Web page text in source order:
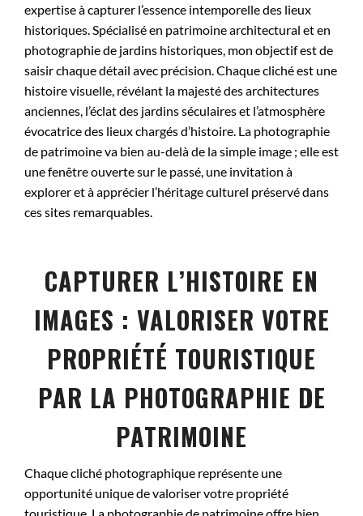
expertise à capturer l’essence intemporelle des lieux
historiques. Spécialisé en patrimoine architectural et en
photographie de jardins historiques, mon objectif est de
saisir chaque détail avec précision. Chaque cliché est une
histoire visuelle, révélant la majesté des architectures
anciennes, l’éclat des jardins séculaires et l’atmosphère
évocatrice des lieux chargés d’histoire. La photographie
de patrimoine va bien au-delà de la simple image ; elle est
une fenêtre ouverte sur le passé, une invitation à
explorer et à apprécier l’héritage culturel préservé dans
ces sites remarquables.
CAPTURER L’HISTOIRE EN
IMAGES : VALORISER VOTRE
PROPRIÉTÉ TOURISTIQUE
PAR LA PHOTOGRAPHIE DE
PATRIMOINE
Chaque cliché photographique représente une
opportunité unique de valoriser votre propriété